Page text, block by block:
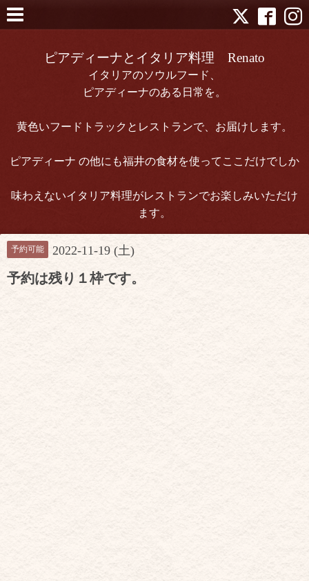
ピアディーナとイタリア料理 Renato
イタリアのソウルフード、
ピアディーナのある日常を。
黄色いフードトラックとレストランで、お届けします。
ピアディーナ の他にも福井の食材を使ってここだけでしか
味わえないイタリア料理がレストランでお楽しみいただけ
ます。
予約可能 2022-11-19 (土)
予約は残り１枠です。